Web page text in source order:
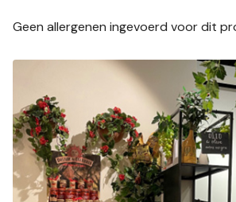
Geen allergenen ingevoerd voor dit